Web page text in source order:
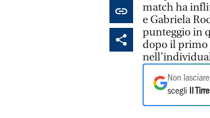
match ha
e Gabriela
punteggio in
dopo il primo
Non
scegli
Il